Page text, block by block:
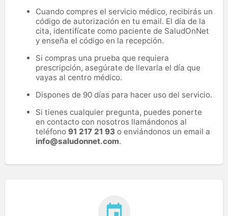
Cuando compres el servicio médico, recibirás un
código de autorización en tu email. El día de la
cita, identifícate como paciente de SaludOnNet
y enseña el código en la recepción.
Si compras una prueba que requiera
prescripción, asegúrate de llevarla el día que
vayas al centro médico.
Dispones de 90 días para hacer uso del servicio.
Si tienes cualquier pregunta, puedes ponerte
en contacto con nosotros llamándonos al
teléfono 91 217 21 93 o enviándonos un email a
info@saludonnet.com.